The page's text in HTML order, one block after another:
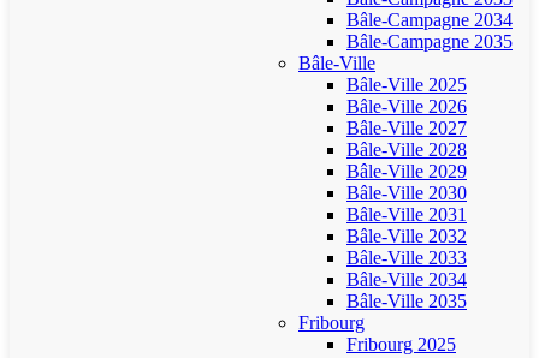
Bâle-Campagne 2034
Bâle-Campagne 2035
Bâle-Ville
Bâle-Ville 2025
Bâle-Ville 2026
Bâle-Ville 2027
Bâle-Ville 2028
Bâle-Ville 2029
Bâle-Ville 2030
Bâle-Ville 2031
Bâle-Ville 2032
Bâle-Ville 2033
Bâle-Ville 2034
Bâle-Ville 2035
Fribourg
Fribourg 2025